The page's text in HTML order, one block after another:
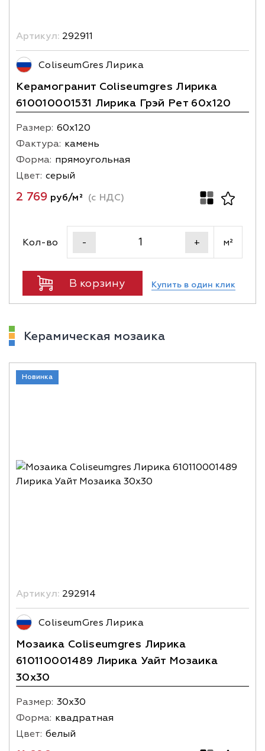
Артикул: 292911
ColiseumGres Лирика
Керамогранит Coliseumgres Лирика
610010001531 Лирика Грэй Рет 60x120
Размер: 60х120
Фактура: камень
Форма: прямоугольная
Цвет: серый
2 769 руб/м² (с НДС)
Кол-во - + м²
В корзину Купить в один клик
Керамическая мозаика
Новинка
Артикул: 292914
ColiseumGres Лирика
Мозаика Coliseumgres Лирика
610110001489 Лирика Уайт Мозаика
30x30
Размер: 30х30
Форма: квадратная
Цвет: белый